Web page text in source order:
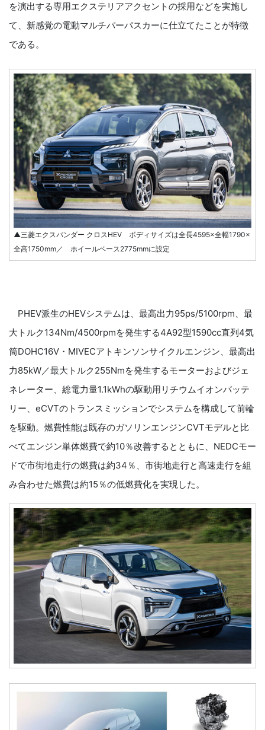
を演出する専用エクステリアアクセントの採用などを実施し
て、新感覚の電動マルチパーパスカーに仕立てたことが特徴
である。
▲三菱エクスパンダー クロスHEV ボディサイズは全長4595×全幅1790×
全高1750mm／ ホイールベース2775mmに設定
PHEV派生のHEVシステムは、最高出力95ps/5100rpm、最
大トルク134Nm/4500rpmを発生する4A92型1590cc直列4気
筒DOHC16V・MIVECアトキンソンサイクルエンジン、最高出
力85kW／最大トルク255Nmを発生するモーターおよびジェ
ネレーター、総電力量1.1kWhの駆動用リチウムイオンバッテ
リー、eCVTのトランスミッションでシステムを構成して前輪
を駆動。燃費性能は既存のガソリンエンジンCVTモデルと比
べてエンジン単体燃費で約10％改善するとともに、NEDCモー
ドで市街地走行の燃費は約34％、市街地走行と高速走行を組
み合わせた燃費は約15％の低燃費化を実現した。